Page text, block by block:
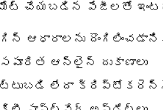
చేయబడిన పేజీలతో
ఆధారాలను
ఆన్‌లైన్ దుకాణాలు
లేదా